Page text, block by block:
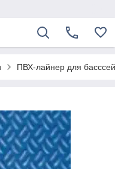
ПВХ-лайнер для